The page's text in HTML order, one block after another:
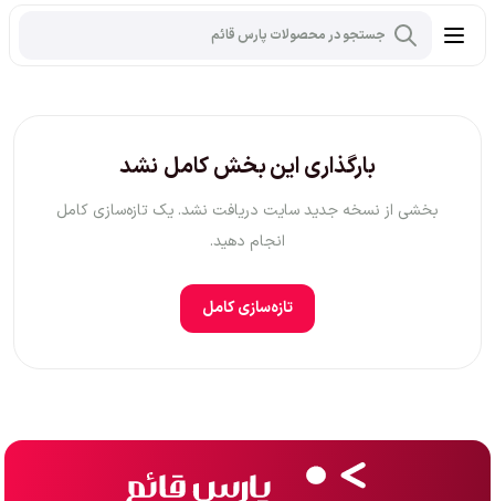
بارگذاری این بخش کامل نشد
بخشی از نسخه جدید سایت دریافت نشد. یک تازه‌سازی کامل
انجام دهید.
تازه‌سازی کامل